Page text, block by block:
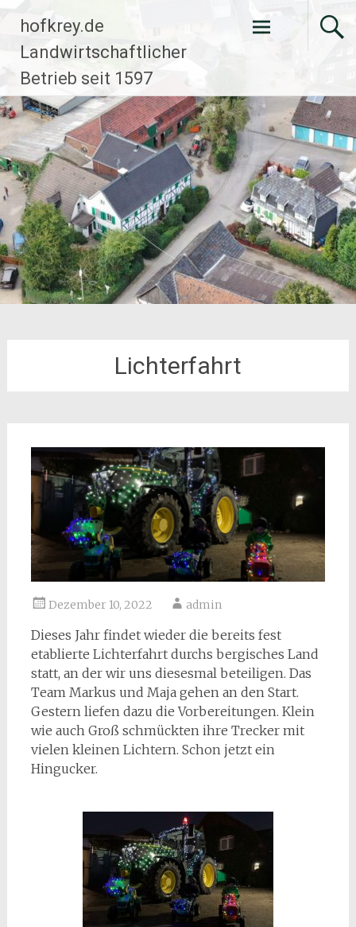
Zum
Inhalt
springen
hofkrey.de
Landwirtschaftlicher
Betrieb seit 1597
Lichterfahrt
Dezember 10, 2022 admin
Dieses Jahr findet wieder die bereits fest
etablierte Lichterfahrt durchs bergisches Land
statt, an der wir uns diesesmal beteiligen. Das
Team Markus und Maja gehen an den Start.
Gestern liefen dazu die Vorbereitungen. Klein
wie auch Groß schmückten ihre Trecker mit
vielen kleinen Lichtern. Schon jetzt ein
Hingucker.